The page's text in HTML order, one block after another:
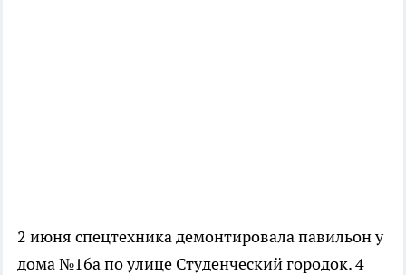
2 июня спецтехника демонтировала павильон у
дома №16а по улице Студенческий городок. 4